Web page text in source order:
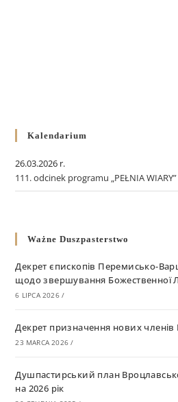
Kalendarium
26.03.2026 r.
111. odcinek programu „PEŁNIA WIARY”
Ważne Duszpasterstwo
Декрет єпископів Перемисько-
щодо звершування Божественної
6 LIPCA 2026 /
Декрет призначення нових членів
23 MARCA 2026 /
Душпастирський план
на 2026 рік